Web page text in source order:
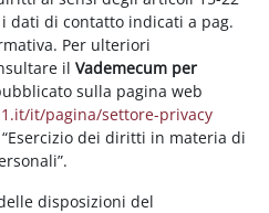
dati di contatto indicati a pag.
Per ulteriori
ilVademecum per
sulla pagina web
it/pagina/settore-privacy
“Esercizio dei diritti in materia di
disposizioni del